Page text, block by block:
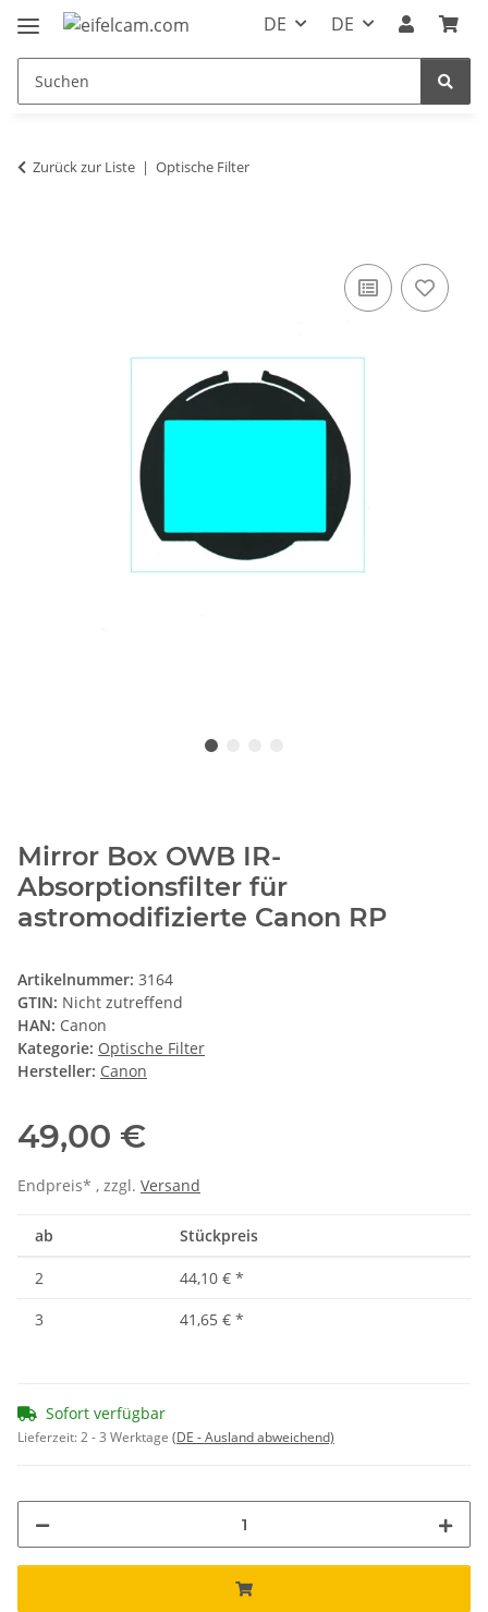
DE DE
Zurück zur Liste Optische Filter
Mirror Box OWB IR-
Absorptionsfilter für
astromodifizierte Canon RP
Artikelnummer: 3164
GTIN: Nicht zutreffend
HAN: Canon
Kategorie: Optische Filter
Hersteller: Canon
49,00 €
Endpreis* , zzgl. Versand
ab Stückpreis
2 44,10 € *
3
41,65 € *
Sofort verfügbar
Lieferzeit:2 - 3 Werktage (DE - Ausland abweichend)